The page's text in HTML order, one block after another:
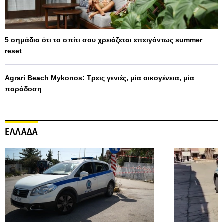
5 σημάδια ότι το σπίτι σου χρειάζεται επειγόντως summer
reset
Agrari Beach Mykonos: Τρεις γενιές, μία οικογένεια, μία
παράδοση
ΕΛΛΑΔΑ